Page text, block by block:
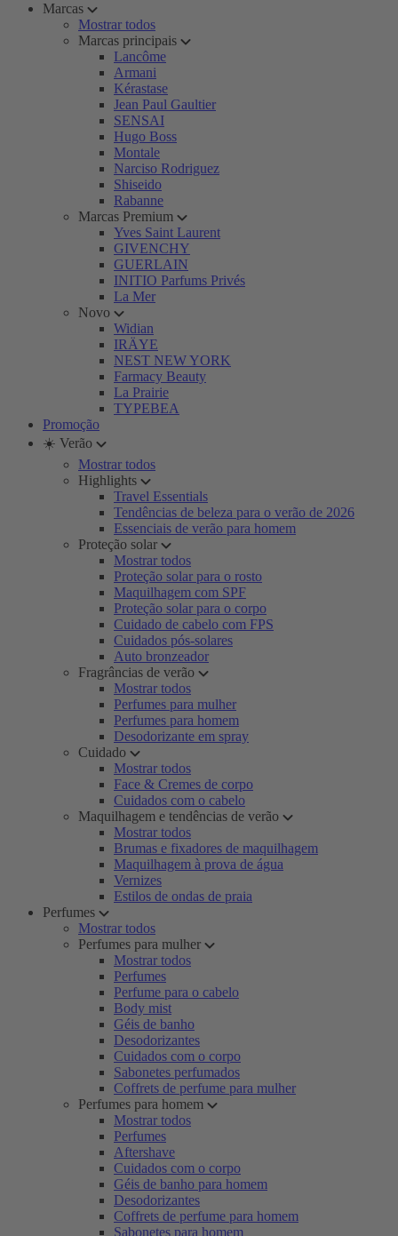
Marcas
Mostrar todos
Marcas principais
Lancôme
Armani
Kérastase
Jean Paul Gaultier
SENSAI
Hugo Boss
Montale
Narciso Rodriguez
Shiseido
Rabanne
Marcas Premium
Yves Saint Laurent
GIVENCHY
GUERLAIN
INITIO Parfums Privés
La Mer
Novo
Widian
IRÄYE
NEST NEW YORK
Farmacy Beauty
La Prairie
TYPEBEA
Promoção
☀️ Verão
Mostrar todos
Highlights
Travel Essentials
Tendências de beleza para o verão de 2026
Essenciais de verão para homem
Proteção solar
Mostrar todos
Proteção solar para o rosto
Maquilhagem com SPF
Proteção solar para o corpo
Cuidado de cabelo com FPS
Cuidados pós-solares
Auto bronzeador
Fragrâncias de verão
Mostrar todos
Perfumes para mulher
Perfumes para homem
Desodorizante em spray
Cuidado
Mostrar todos
Face & Cremes de corpo
Cuidados com o cabelo
Maquilhagem e tendências de verão
Mostrar todos
Brumas e fixadores de maquilhagem
Maquilhagem à prova de água
Vernizes
Estilos de ondas de praia
Perfumes
Mostrar todos
Perfumes para mulher
Mostrar todos
Perfumes
Perfume para o cabelo
Body mist
Géis de banho
Desodorizantes
Cuidados com o corpo
Sabonetes perfumados
Coffrets de perfume para mulher
Perfumes para homem
Mostrar todos
Perfumes
Aftershave
Cuidados com o corpo
Géis de banho para homem
Desodorizantes
Coffrets de perfume para homem
Sabonetes para homem